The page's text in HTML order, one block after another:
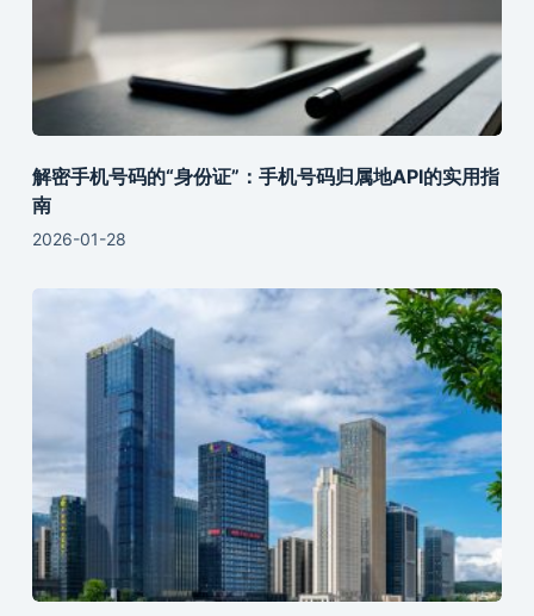
解密手机号码的“身份证”：手机号码归属地API的实用指
南
2026-01-28